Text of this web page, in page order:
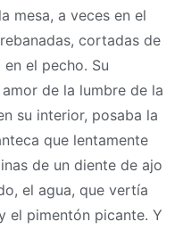
mesa, a veces en el
cortadas de
el pecho. Su
de la lumbre de la
su interior, posaba la
que lentamente
de un diente de ajo
el agua, que vertía
el pimentón picante. Y